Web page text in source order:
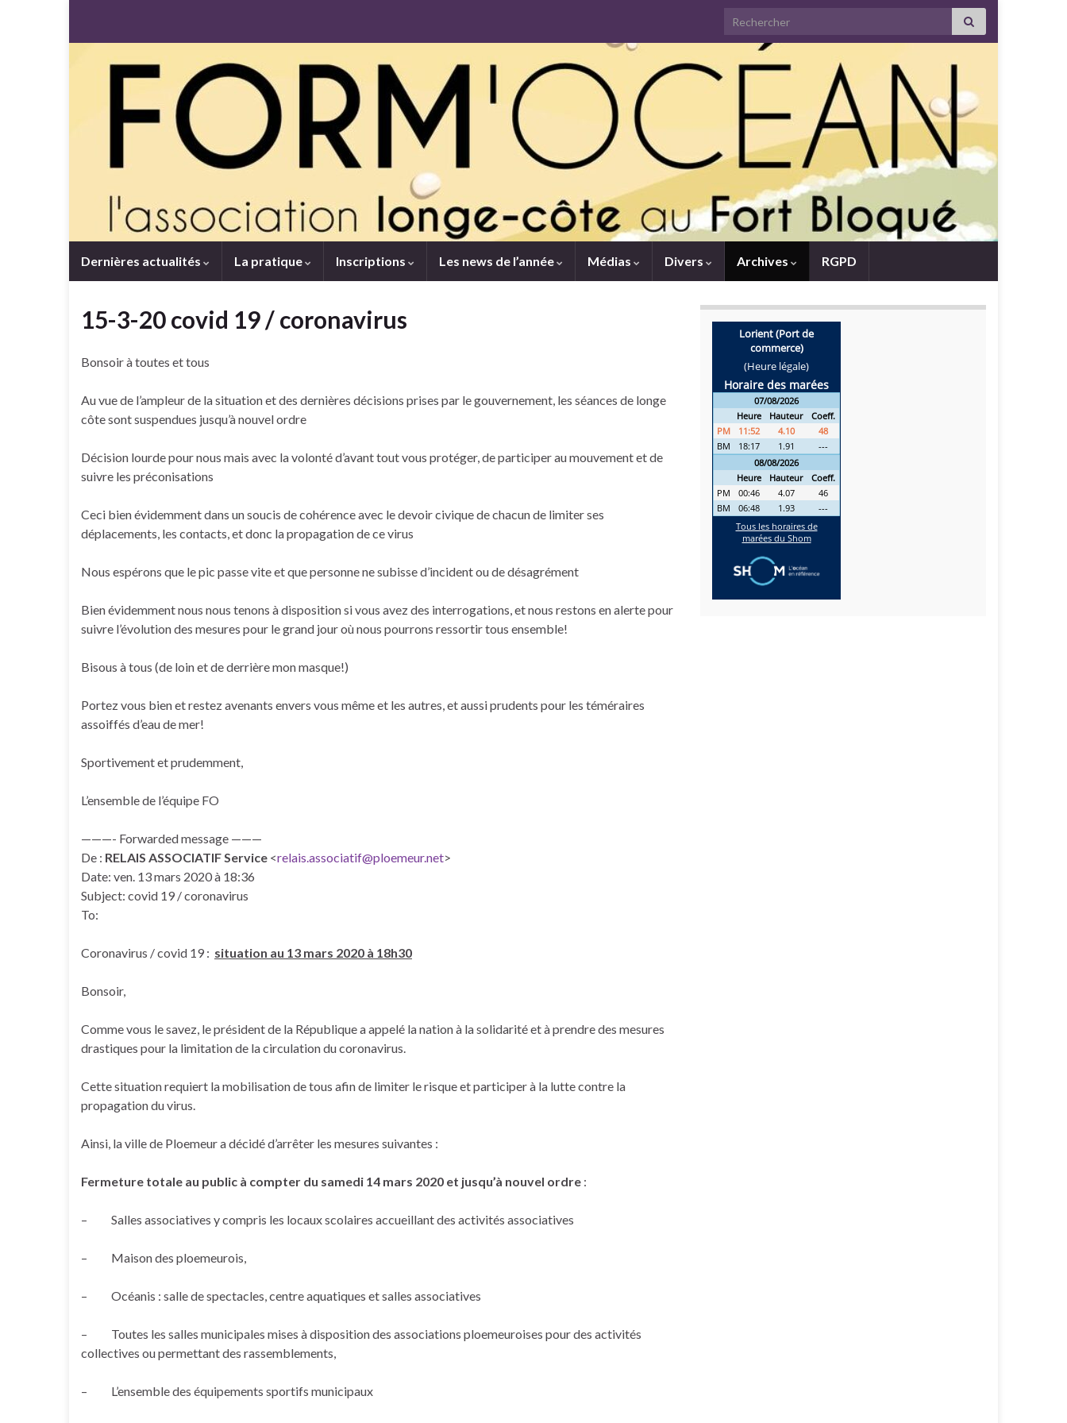
Search for:
Dernières actualités La pratique Inscriptions Les news de l’année Médias Divers Archives RGPD
15-3-20 covid 19 / coronavirus
Bonsoir à toutes et tous
Au vue de l’ampleur de la situation et des dernières décisions prises par le gouvernement, les séances de longe
côte sont suspendues jusqu’à nouvel ordre
Décision lourde pour nous mais avec la volonté d’avant tout vous protéger, de participer au mouvement et de
suivre les préconisations
Ceci bien évidemment dans un soucis de cohérence avec le devoir civique de chacun de limiter ses
déplacements, les contacts, et donc la propagation de ce virus
Nous espérons que le pic passe vite et que personne ne subisse d’incident ou de désagrément
Bien évidemment nous nous tenons à disposition si vous avez des interrogations, et nous restons en alerte pour
suivre l’évolution des mesures pour le grand jour où nous pourrons ressortir tous ensemble!
Bisous à tous (de loin et de derrière mon masque!)
Portez vous bien et restez avenants envers vous même et les autres, et aussi prudents pour les téméraires
assoiffés d’eau de mer!
Sportivement et prudemment,
L’ensemble de l’équipe FO
———- Forwarded message ———
De : RELAIS ASSOCIATIF Service <relais.associatif@ploemeur.net>
Date: ven. 13 mars 2020 à 18:36
Subject: covid 19 / coronavirus
To:
Coronavirus / covid 19 : situation au 13 mars 2020 à 18h30
Bonsoir,
Comme vous le savez, le président de la République a appelé la nation à la solidarité et à prendre des mesures
drastiques pour la limitation de la circulation du coronavirus.
Cette situation requiert la mobilisation de tous afin de limiter le risque et participer à la lutte contre la
propagation du virus.
Ainsi, la ville de Ploemeur a décidé d’arrêter les mesures suivantes :
Fermeture totale au public à compter du samedi 14 mars 2020 et jusqu’à nouvel ordre :
– Salles associatives y compris les locaux scolaires accueillant des activités associatives
– Maison des ploemeurois,
– Océanis : salle de spectacles, centre aquatiques et salles associatives
– Toutes les salles municipales mises à disposition des associations ploemeuroises pour des activités
collectives ou permettant des rassemblements,
– L’ensemble des équipements sportifs municipaux